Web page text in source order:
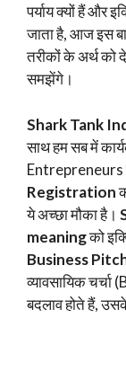
पर्याय क्यों हैं और
जाता है, आज इस
तरीकों के अर्थ
समझेंगे।
Shark Tank
साथ हम सब में
Registration
ये अच्छा मौका है।
meaningको
Business
व्यावसायिक
बदलाव होते हैं,